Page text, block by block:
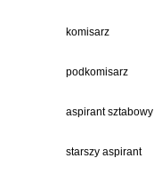
komisarz
podkomisarz
aspirant sztabowy
starszy aspirant